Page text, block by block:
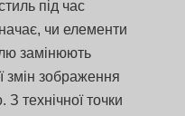
під час
чи елементи
замінюють
змін зображення
технічної точки